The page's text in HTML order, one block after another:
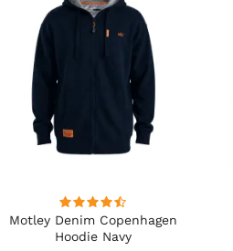
Motley Denim Copenhagen
Hoodie Navy